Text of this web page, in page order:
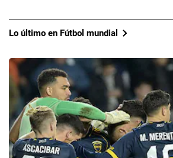
Lo último en Fútbol mundial